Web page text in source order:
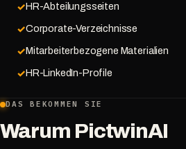
HR-Abteilungsseiten
Corporate-Verzeichnisse
Mitarbeiterbezogene Materialien
HR-LinkedIn-Profile
DAS BEKOMMEN SIE
Warum PictwinAI